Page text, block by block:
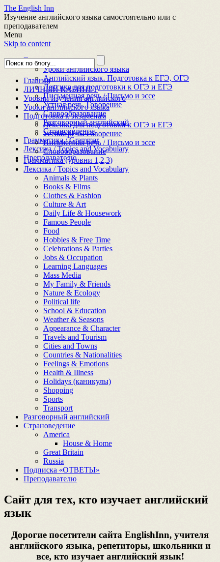
The English Inn
Изучение английского языка самостоятельно или с
преподавателем
Menu
Skip to content
Главная
Уроки английского языка
Английский язык. Подготовка к ЕГЭ, ОГЭ
Лексика для подготовки к ОГЭ и ЕГЭ
Письменная речь / Письмо и эссе
Устная речь. Говорение
Словообразование
Разговорный английский
Страноведение
Грамматика / Grammar
Лексика / Topics and Vocabulary
Преподавателю
Главная
ЛИЧНЫЙ КАБИНЕТ
Уровни изучения английского
Уроки английского языка
Подготовка к экзаменам
Лексика для подготовки к ОГЭ и ЕГЭ
Устная речь. Говорение
Письменная речь / Письмо и эссе
Словообразование
Грамматика (уровни 1,2,3)
Лексика / Topics and Vocabulary
Animals & Plants
Books & Films
Clothes & Fashion
Culture & Art
Daily Life & Housework
Famous People
Food
Hobbies & Free Time
Celebrations & Parties
Jobs & Occupation
Learning Languages
Mass Media
My Family & Friends
Nature & Ecology
Political life
School & Education
Weather & Seasons
Appearance & Character
Travels and Tourism
Cities and Towns
Countries & Nationalities
Feelings & Emotions
Health & Illness
Holidays (каникулы)
Shopping
Sports
Transport
Разговорный английский
Страноведение
America
House & Home
Great Britain
Russia
Подписка «ОТВЕТЫ»
Преподавателю
Сайт для тех, кто изучает английский
язык
Дорогие посетители сайта EnglishInn, учителя
английского языка, репетиторы, школьники и
все, кто изучает английский язык!